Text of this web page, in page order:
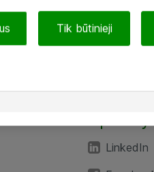
LinkedIn
Tik būtinieji